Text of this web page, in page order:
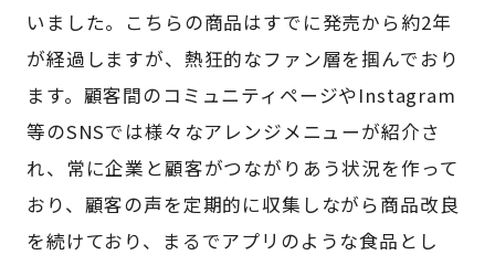
いました。こちらの商品はすでに発売から約2年
が経過しますが、熱狂的なファン層を掴んでおり
ます。顧客間のコミュニティページやInstagram
等のSNSでは様々なアレンジメニューが紹介さ
れ、常に企業と顧客がつながりあう状況を作って
おり、顧客の声を定期的に収集しながら商品改良
を続けており、まるでアプリのような食品とし